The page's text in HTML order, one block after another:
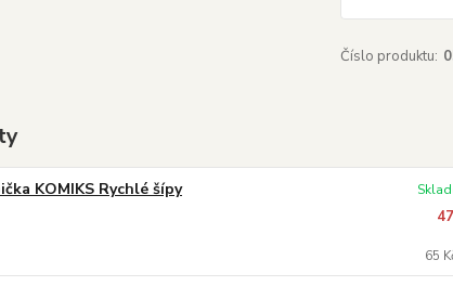
Číslo produktu:
KOMIKS Rychlé šípy
65